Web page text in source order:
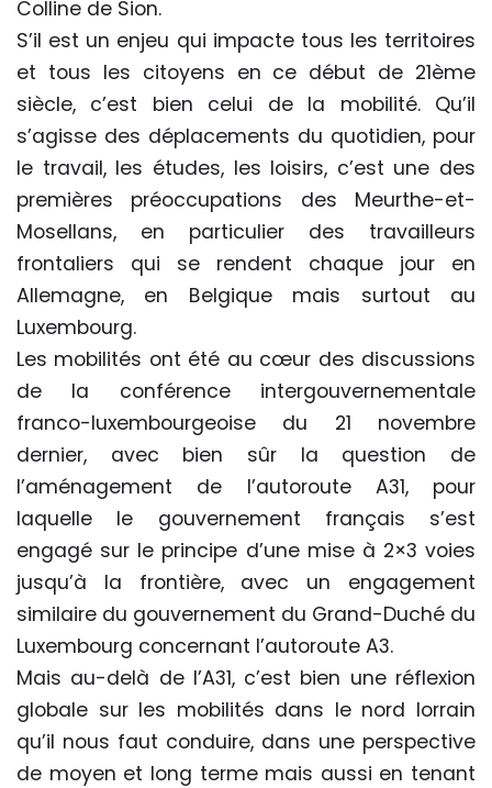
Colline de Sion.
S’il est un enjeu qui impacte tous les territoires
et tous les citoyens en ce début de 21ème
siècle, c’est bien celui de la mobilité. Qu’il
s’agisse des déplacements du quotidien, pour
le travail, les études, les loisirs, c’est une des
premières préoccupations des Meurthe-et-
Mosellans, en particulier des travailleurs
frontaliers qui se rendent chaque jour en
Allemagne, en Belgique mais surtout au
Luxembourg.
Les mobilités ont été au cœur des discussions
de la conférence intergouvernementale
franco-luxembourgeoise du 21 novembre
dernier, avec bien sûr la question de
l’aménagement de l’autoroute A31, pour
laquelle le gouvernement français s’est
engagé sur le principe d’une mise à 2×3 voies
jusqu’à la frontière, avec un engagement
similaire du gouvernement du Grand-Duché du
Luxembourg concernant l’autoroute A3.
Mais au-delà de l’A31, c’est bien une réflexion
globale sur les mobilités dans le nord lorrain
qu’il nous faut conduire, dans une perspective
de moyen et long terme mais aussi en tenant